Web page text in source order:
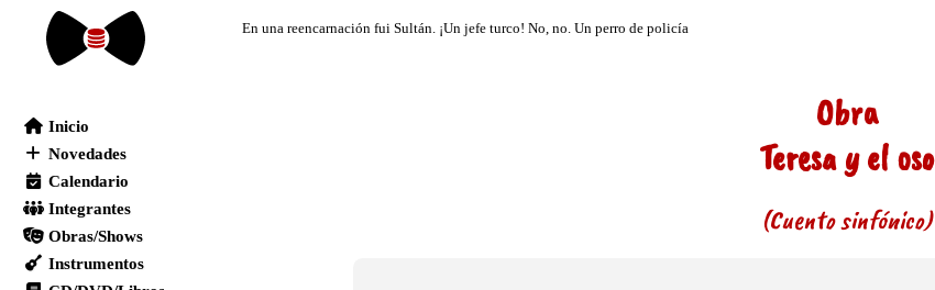
Obra
Teresa y el oso
(Cuento sinfónico)